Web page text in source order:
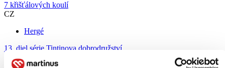
7 křišťálových koulí
CZ
Hergé
13. diel série Tintinova dobrodružství
Nový příběh Tintina a jeho přátel začíná jako opravdová detektivka: